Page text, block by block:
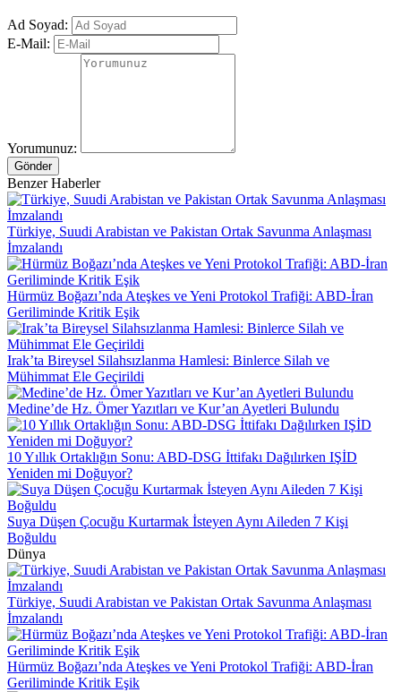
Ad Soyad:
E-Mail:
Yorumunuz:
Gönder
Benzer Haberler
Türkiye, Suudi Arabistan ve Pakistan Ortak Savunma Anlaşması
İmzalandı
Hürmüz Boğazı’nda Ateşkes ve Yeni Protokol Trafiği: ABD-İran
Geriliminde Kritik Eşik
Irak’ta Bireysel Silahsızlanma Hamlesi: Binlerce Silah ve
Mühimmat Ele Geçirildi
Medine’de Hz. Ömer Yazıtları ve Kur’an Ayetleri Bulundu
10 Yıllık Ortaklığın Sonu: ABD-DSG İttifakı Dağılırken IŞİD
Yeniden mi Doğuyor?
Suya Düşen Çocuğu Kurtarmak İsteyen Aynı Aileden 7 Kişi
Boğuldu
Dünya
Türkiye, Suudi Arabistan ve Pakistan Ortak Savunma Anlaşması
İmzalandı
Hürmüz Boğazı’nda Ateşkes ve Yeni Protokol Trafiği: ABD-İran
Geriliminde Kritik Eşik